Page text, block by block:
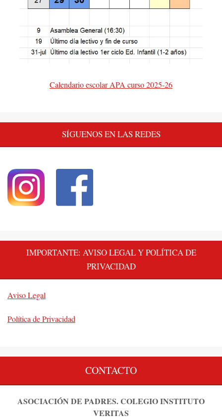
Calendario escolar APA curso 2025-26
SÍGUENOS EN LAS REDES
IMPORTANTE: AVISO LEGAL Y POLÍTICA DE
PRIVACIDAD
Aviso Legal
Política de Privacidad
CONTACTO
ASOCIACIÓN DE PADRES. COLEGIO INSTITUTO
VERITAS